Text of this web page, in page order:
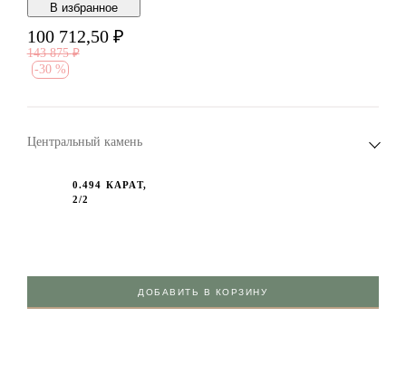
В избранноe
100 712,50 ₽
143 875 ₽
-30 %
Центральный камень
0.494 КАРАТ,
2/2
ДОБАВИТЬ В КОРЗИНУ